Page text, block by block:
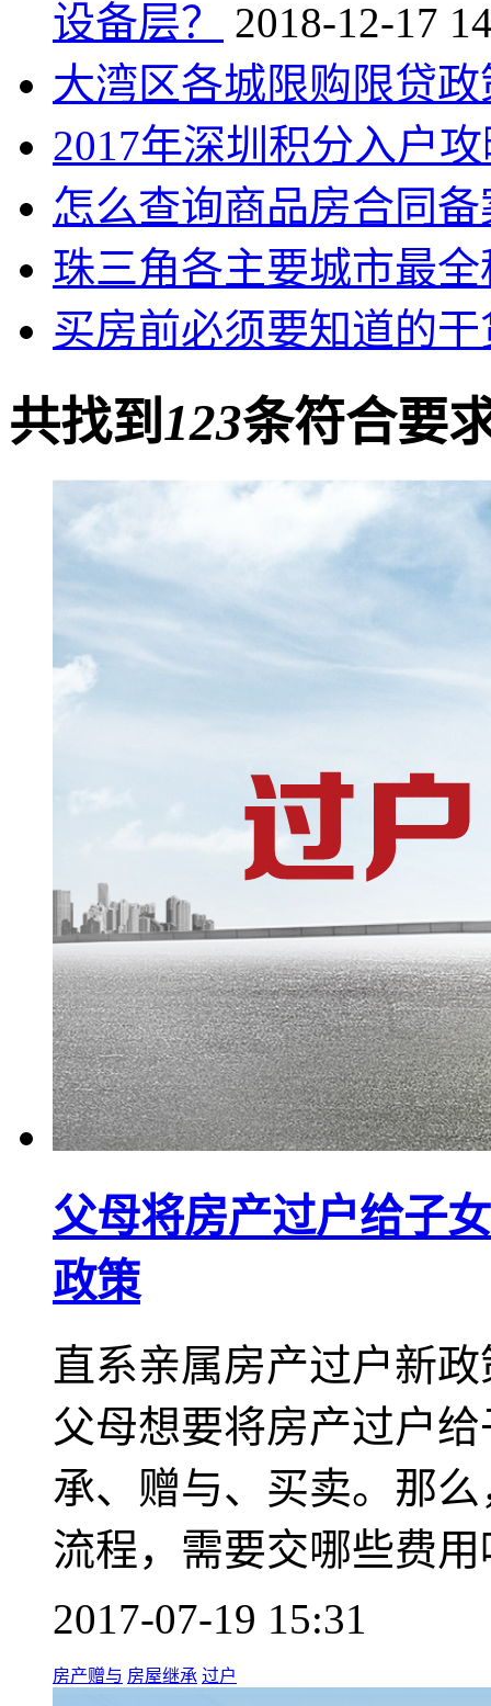
设备层？
2018-12-17
大湾区各城限购限贷
2017年深圳积分入户
怎么查询商品房合同备
珠三角各主要城市最
买房前必须要知道的干
共找到123条符合要
父母将房产过户给子
政策
直系亲属房产过户新
父母想要将房产过户
承、赠与、买卖。那
流程，需要交哪些费用
2017-07-19 15:31
房产赠与 房屋继承 过户